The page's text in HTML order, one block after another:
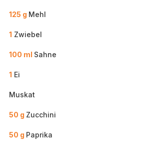
125 g Mehl
1 Zwiebel
100 ml Sahne
1 Ei
Muskat
50 g Zucchini
50 g Paprika